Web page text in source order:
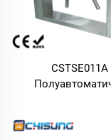
CSTSE011A
В с